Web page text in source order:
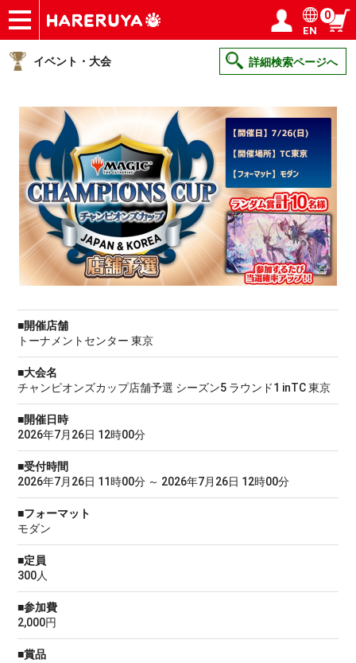
ショップ
買取
記事
デッキ検索
デッキ構築
選手一覧
店舗一覧
イベント
ヘルプ
お問い合わせ ログイン／会員登録
EN
0
イベント・大会 詳細検索ページへ
■開催店舗
トーナメントセンター 東京
■大会名
チャンピオンズカップ店舗予選 シーズン5 ラウンド1 inTC 東京
■開催日時
2026年7月26日 12時00分
■受付時間
2026年7月26日 11時00分 ～ 2026年7月26日 12時00分
■フォーマット
モダン
■定員
300人
■参加費
2,000円
■賞品